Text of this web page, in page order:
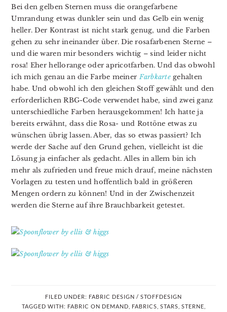
Bei den gelben Sternen muss die orangefarbene
Umrandung etwas dunkler sein und das Gelb ein wenig
heller. Der Kontrast ist nicht stark genug, und die Farben
gehen zu sehr ineinander über. Die rosafarbenen Sterne –
und die waren mir besonders wichtig – sind leider nicht
rosa! Eher hellorange oder apricotfarben. Und das obwohl
ich mich genau an die Farbe meinerFarbkarte gehalten
habe. Und obwohl ich den gleichen Stoff gewählt und den
erforderlichen RBG-Code verwendet habe, sind zwei ganz
unterschiedliche Farben herausgekommen! Ich hatte ja
bereits erwähnt, dass die Rosa- und Rottöne etwas zu
wünschen übrig lassen. Aber, das so etwas passiert? Ich
werde der Sache auf den Grund gehen, vielleicht ist die
Lösung ja einfacher als gedacht. Alles in allem bin ich
mehr als zufrieden und freue mich drauf, meine nächsten
Vorlagen zu testen und hoffentlich bald in größeren
Mengen ordern zu können! Und in der Zwischenzeit
werden die Sterne auf ihre Brauchbarkeit getestet.
FILED UNDER: FABRIC DESIGN / STOFFDESIGN
TAGGED WITH: FABRIC ON DEMAND FABRICS STARS STERNE